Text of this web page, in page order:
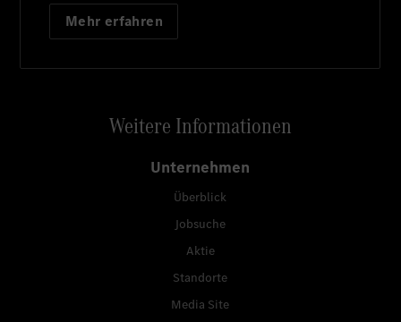
Mehr erfahren
Weitere Informationen
Unternehmen
Überblick
Jobsuche
Aktie
Standorte
Media Site